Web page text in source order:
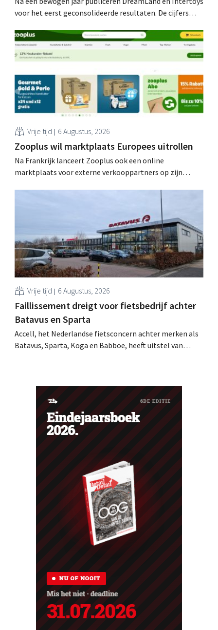
voor het eerst geconsolideerde resultaten. De cijfers
spreekt van een “historisch sterk resultaat”.
Vrije tijd 6 Augustus, 2026
Zooplus wil marktplaats Europees uitrollen
Na Frankrijk lanceert Zooplus ook een online
marktplaats voor externe verkooppartners op zijn
voor huisdierbenodigdheden dat model stapsgewijs
Vrije tijd 6 Augustus, 2026
Faillissement dreigt voor fietsbedrijf achter
Batavus en Sparta
Accell, het Nederlandse fietsconcern achter merken als
Batavus, Sparta, Koga en Babboe, heeft uitstel van